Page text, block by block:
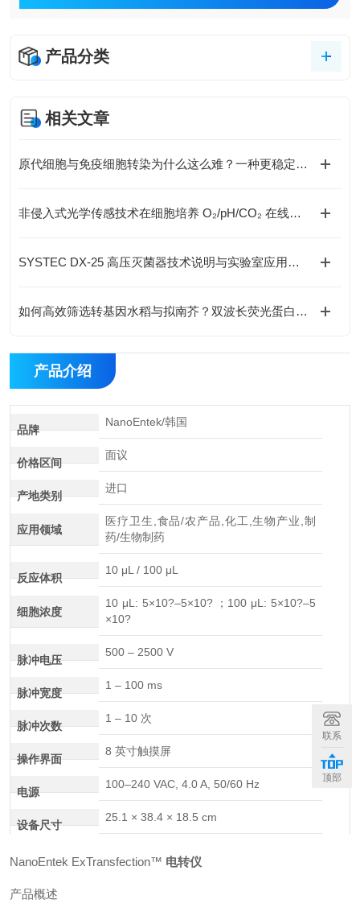
产品分类
相关文章
原代细胞与免疫细胞转染为什么这么难？一种更稳定的电转染解决方案
非侵入式光学传感技术在细胞培养 O₂/pH/CO₂ 在线监测中的应用
SYSTEC DX-25 高压灭菌器技术说明与实验室应用解析
如何高效筛选转基因水稻与拟南芥？双波长荧光蛋白观测灯应用指南
产品介绍
品牌
NanoEntek/韩国
价格区间
面议
产地类别
进口
应用领域
医疗卫生,食品/农产品,化工,生物产业,制
药/生物制药
反应体积
10 μL / 100 μL
细胞浓度
10 μL: 5×10?–5×10? ；100 μL: 5×10?–5
×10?
脉冲电压
500 – 2500 V
脉冲宽度
1 – 100 ms
脉冲次数
1 – 10 次
操作界面
8 英寸触摸屏
电源
100–240 VAC, 4.0 A, 50/60 Hz
设备尺寸
25.1 × 38.4 × 18.5 cm
NanoEntek ExTransfection™ 电转仪
产品概述
联系
顶部